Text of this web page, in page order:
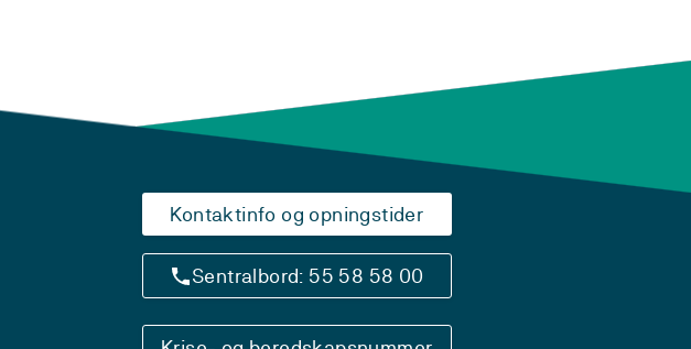
Kontaktinfo og opningstider
Sentralbord: 55 58 58 00